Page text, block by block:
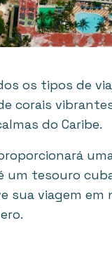
os tipos de
corais
do Caribe.
um tesouro
sua viagem em